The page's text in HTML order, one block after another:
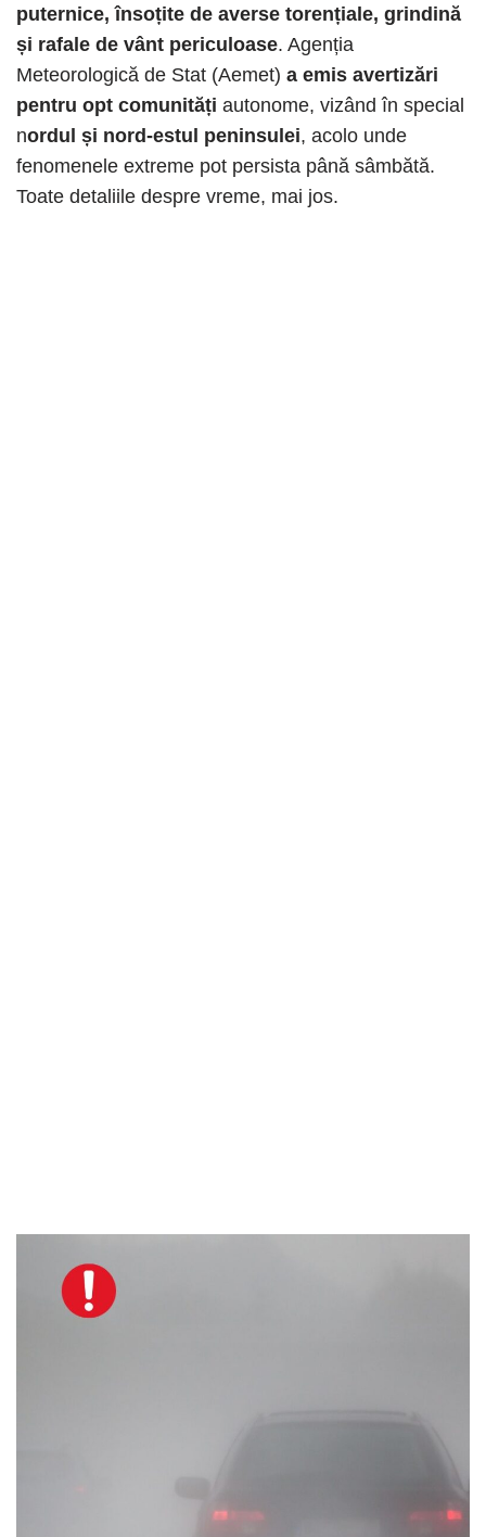
puternice, însoțite de averse torențiale, grindină
și rafale de vânt periculoase. Agenția
Meteorologică de Stat (Aemet) a emis avertizări
pentru opt comunități autonome, vizând în special
nordul și nord-estul peninsulei, acolo unde
fenomenele extreme pot persista până sâmbătă.
Toate detaliile despre vreme, mai jos.